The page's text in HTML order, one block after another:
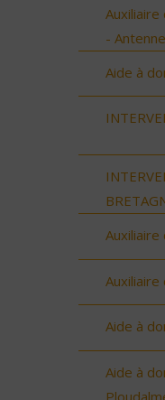
Auxiliaire
-
Aide à
Aide à
Aide à